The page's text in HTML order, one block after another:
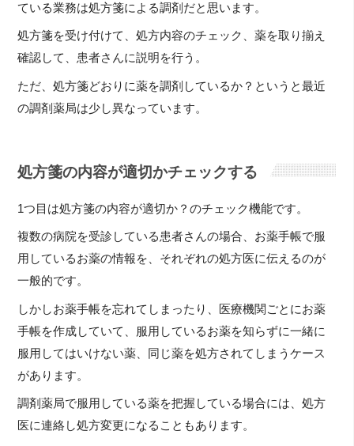
ている業務は処方箋による調剤だと思います。
処方箋を受け付けて、処方内容のチェック、薬を取り揃え
確認して、患者さんに説明を行う。
ただ、処方箋どおりに薬を調剤しているか？というと最近
の調剤薬局は少し異なっています。
処方箋の内容が適切かチェックする
1つ目は処方箋の内容が適切か？のチェック機能です。
複数の病院を受診している患者さんの場合、お薬手帳で服
用しているお薬の情報を、それぞれの処方医に伝えるのが
一般的です。
しかしお薬手帳を忘れてしまったり、医療機関ごとにお薬
手帳を作成していて、服用しているお薬を知らずに一緒に
服用してはいけない薬、同じ薬を処方されてしまうケース
があります。
調剤薬局で服用している薬を把握している場合には、処方
医に連絡し処方変更になることもあります。